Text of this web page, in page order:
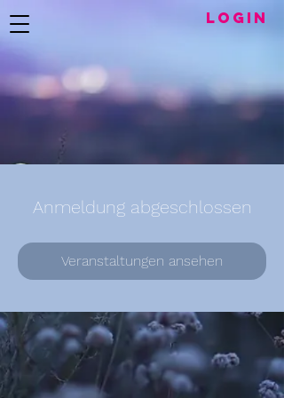
LogIN
Anmeldung abgeschlossen
Veranstaltungen ansehen